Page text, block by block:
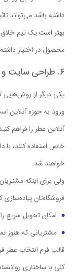
داشته باشد می‌تواند
بهتر است یک تیم
محصول در اختیار
۶. طراحی سایت و سئو
یکی دیگر از روش‌هایی
ورود به حوزه آنلاین
آنلاین عطر را فراهم
خاص استفاده کنند،
خواهند شد.
ولی برای اینکه
فروشگاه‌تان
امکان تحویل سریع
مشتریانی که هنوز
قالب فرم انتخاب عطر
کلی با ساختاری